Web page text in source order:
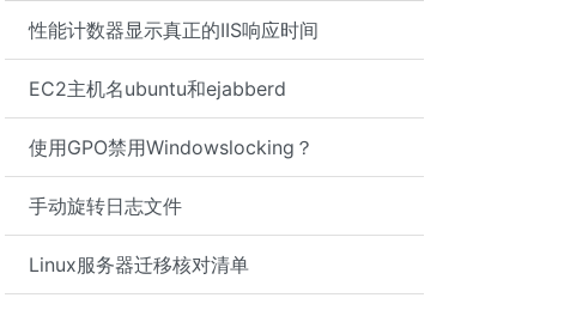
性能计数器显示真正的IIS响应时间
EC2主机名ubuntu和ejabberd
使用GPO禁用Windowslocking？
手动旋转日志文件
Linux服务器迁移核对清单